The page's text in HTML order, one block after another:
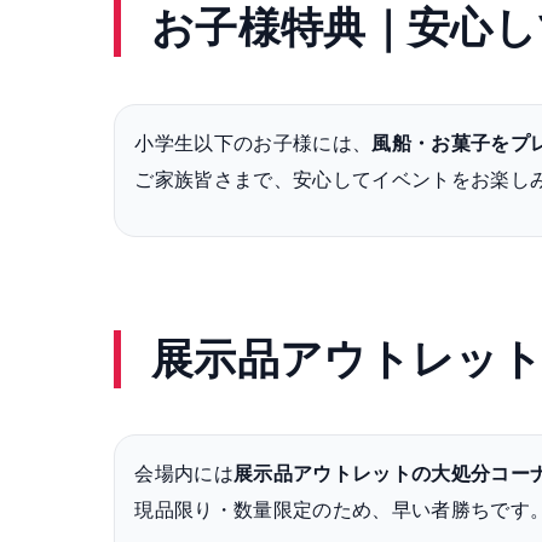
お子様特典｜安心
小学生以下のお子様には、 風船・お菓子をプ
ご家族皆さまで、安心してイベントをお楽し
展示品アウトレッ
会場内には展示品アウトレットの大処分コー
現品限り・数量限定のため、早い者勝ちです